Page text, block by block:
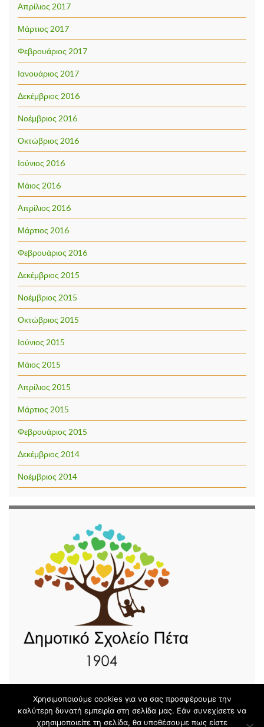
Απρίλιος 2017
Μάρτιος 2017
Φεβρουάριος 2017
Ιανουάριος 2017
Δεκέμβριος 2016
Νοέμβριος 2016
Οκτώβριος 2016
Ιούνιος 2016
Μάιος 2016
Απρίλιος 2016
Μάρτιος 2016
Φεβρουάριος 2016
Δεκέμβριος 2015
Νοέμβριος 2015
Οκτώβριος 2015
Ιούνιος 2015
Μάιος 2015
Απρίλιος 2015
Μάρτιος 2015
Φεβρουάριος 2015
Δεκέμβριος 2014
Νοέμβριος 2014
© 2026 Δημοτικό Σχολείο Πέτα.
Χρησιμοποιούμε cookies για να σας προσφέρουμε την
καλύτερη δυνατή εμπειρία στη σελίδα μας. Εάν συνεχίσετε να
χρησιμοποιείτε τη σελίδα, θα υποθέσουμε πως είστε